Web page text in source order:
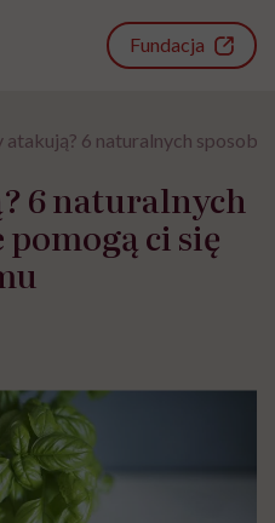
Fundacja
atakują? 6 naturalnych
6 naturalnych
ci się